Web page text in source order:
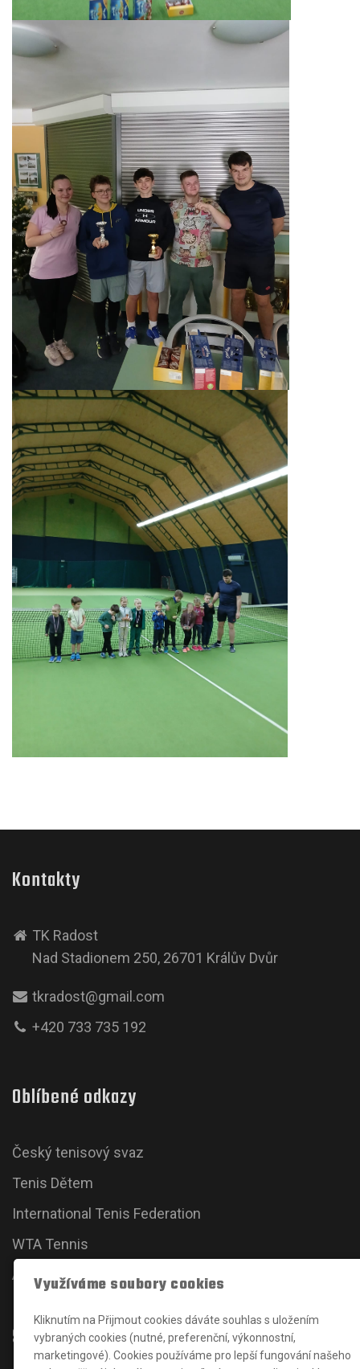
Kontakty
TK Radost
Nad Stadionem 250, 26701 Králův Dvůr
tkradost@gmail.com
+420 733 735 192
Oblíbené odkazy
Český tenisový svaz
Tenis Dětem
International Tenis Federation
WTA Tennis
ATP Tour
Sociální sítě
Využíváme soubory cookies
Kliknutím na Přijmout cookies dáváte souhlas s uložením
vybraných cookies (nutné, preferenční, výkonnostní,
marketingové). Cookies používáme pro lepší fungování našeho